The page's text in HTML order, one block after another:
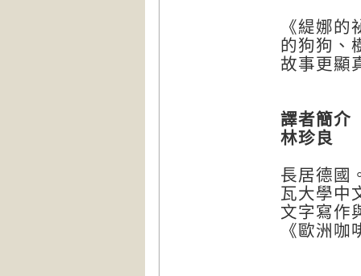
《緹娜
的狗狗、
故事更顯
譯者簡介
林珍良
長居德國
瓦大學中
文字寫作
《歐洲